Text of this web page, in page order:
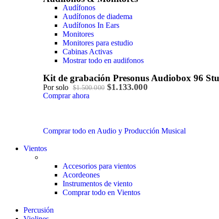
Audífonos
Audífonos de diadema
Audífonos In Ears
Monitores
Monitores para estudio
Cabinas Activas
Mostrar todo en audifonos
Kit de grabación Presonus Audiobox 96
Por solo $1.500.000 $1.133.000
Comprar ahora
Comprar todo en Audio y Producción Musical
Vientos
Accesorios para vientos
Acordeones
Instrumentos de viento
Comprar todo en Vientos
Percusión